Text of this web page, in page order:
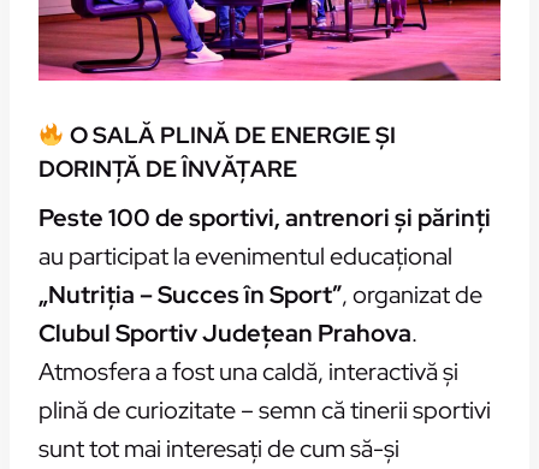
O SALĂ PLINĂ DE ENERGIE ȘI
DORINȚĂ DE ÎNVĂȚARE
Peste 100 de sportivi, antrenori și părinți
au participat la evenimentul educațional
„Nutriția – Succes în Sport”, organizat de
Clubul Sportiv Județean Prahova.
Atmosfera a fost una caldă, interactivă și
plină de curiozitate – semn că tinerii sportivi
sunt tot mai interesați de cum să-și